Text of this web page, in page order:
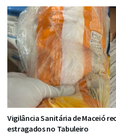
Vigilância Sanitária de Maceió
estragados no Tabuleiro